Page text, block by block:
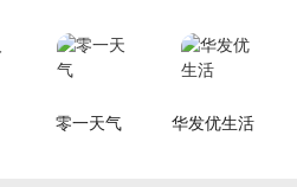
零一天气 华发优生活